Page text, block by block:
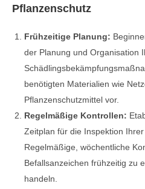
Pflanzenschutz
Frühzeitige Planung:
der Planung und Organisation
benötigten Materialien wie
Pflanzenschutzmittel vor.
Regelmäßige Kontrollen:
Zeitplan für die Inspektion Ihrer
Regelmäßige, wöchentliche
Befallsanzeichen frühzeitig zu
handeln.